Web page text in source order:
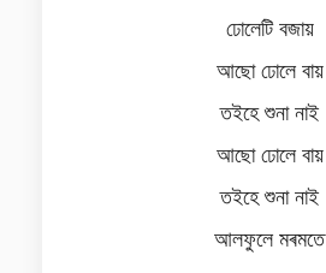
ঢোলেটি বজায়
আছো ঢোলে বায়
তইহে শুনা নাই
আছো ঢোলে বায়
তইহে শুনা নাই
আলফুলে মৰমতে